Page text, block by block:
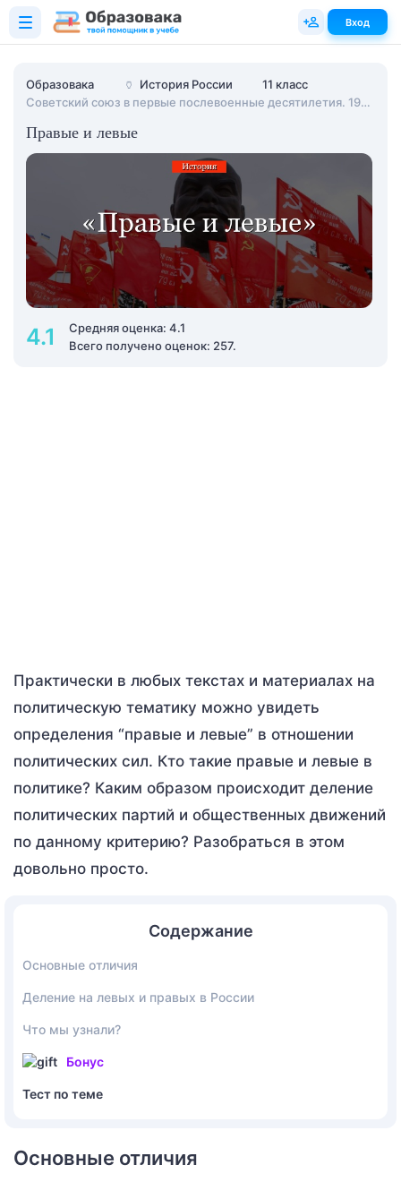
Образовака 🏺 История России
11 класс
Советский союз в первые послевоенные десятилетия. 1945-1964 гг.
Правые и левые
4.1
Средняя оценка: 4.1
Всего получено оценок: 257.
Практически в любых текстах и материалах на
политическую тематику можно увидеть
определения “правые и левые” в отношении
политических сил. Кто такие правые и левые в
политике? Каким образом происходит деление
политических партий и общественных движений
по данному критерию? Разобраться в этом
довольно просто.
Содержание
Основные отличия
Деление на левых и правых в России
Что мы узнали?
Бонус
Тест по теме
Основные отличия
Вход